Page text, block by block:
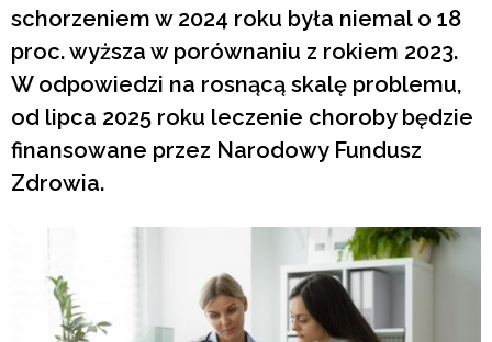
schorzeniem w 2024 roku była niemal o 18
proc. wyższa w porównaniu z rokiem 2023.
W odpowiedzi na rosnącą skalę problemu,
od lipca 2025 roku leczenie choroby będzie
finansowane przez Narodowy Fundusz
Zdrowia.